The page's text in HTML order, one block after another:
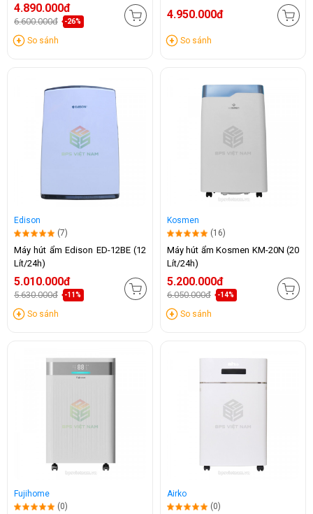
4.890.000đ
6.600.000đ -26%
So sánh
4.950.000đ
So sánh
Edison
(7)
Máy hút ẩm Edison ED-12BE (12
Lít/24h)
5.010.000đ
5.630.000đ -11%
So sánh
Kosmen
(16)
Máy hút ẩm Kosmen KM-20N (20
Lít/24h)
5.200.000đ
6.050.000đ -14%
So sánh
Fujihome
(0)
Airko
(0)